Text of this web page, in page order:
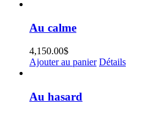
Au calme
4,150.00$
Ajouter au panier Détails
Au hasard